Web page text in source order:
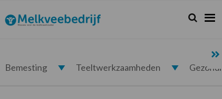
de
hoofdnavigatie
de
hoofd
de
eerste
de
voettekst
Melkveebedrijf.nl Zoeken...
Zoek
Bemesting Teeltwerkzaamheden